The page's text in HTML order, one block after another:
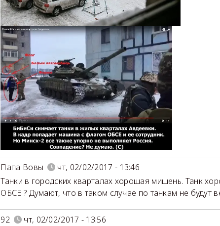
Папа Вовы
чт, 02/02/2017 - 13:46
Танки в городских кварталах хорошая мишень. Танк
ОБСЕ ? Думают, что в таком случае по танкам не будут
92 чт, 02/02/2017 - 13:56